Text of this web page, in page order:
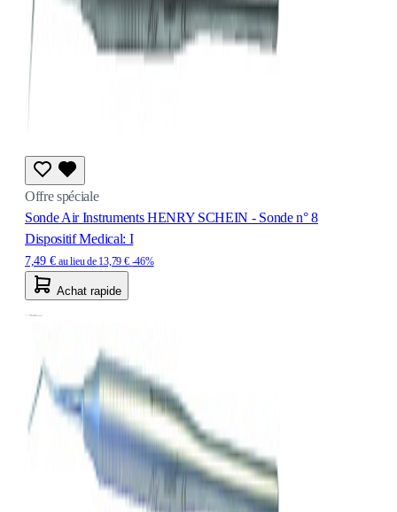
Offre spéciale
Sonde Air Instruments HENRY SCHEIN - Sonde n° 8
Dispositif Medical: I
7,49 € au lieu de 13,79 € -46%
Achat rapide